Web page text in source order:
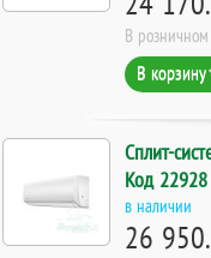
В
В корзину
Сплит-
Код 22928
в наличии
26